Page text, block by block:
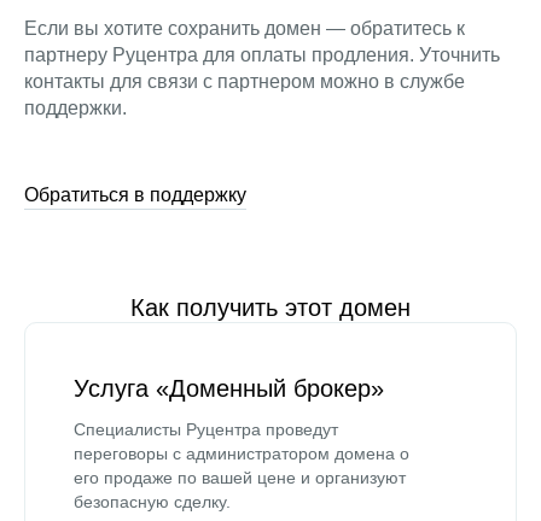
Если вы хотите сохранить домен — обратитесь к
партнеру Руцентра для оплаты продления. Уточнить
контакты для связи с партнером можно в службе
поддержки.
Обратиться в поддержку
Как получить этот домен
Услуга «Доменный брокер»
Специалисты Руцентра проведут
переговоры с администратором домена о
его продаже по вашей цене и организуют
безопасную сделку.